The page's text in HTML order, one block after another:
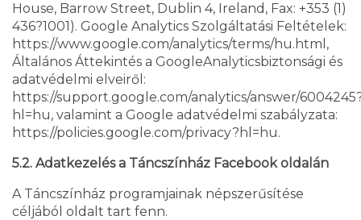
House, Barrow Street, Dublin 4, Ireland, Fax: +353 (1)
436?1001). Google Analytics Szolgáltatási Feltételek:
https://www.google.com/analytics/terms/hu.html,
Általános Áttekintés a GoogleAnalyticsbiztonsági és
adatvédelmi elveiről:
https://support.google.com/analytics/answer/
hl=hu, valamint a Google adatvédelmi szabályzata:
https://policies.google.com/privacy?hl=hu.
5.2. Adatkezelés a Táncszínház Facebook oldalán
A Táncszínház programjainak népszerűsítése
céljából oldalt tart fenn.